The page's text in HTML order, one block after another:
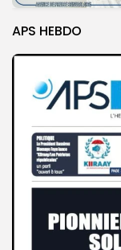
APS HEBDO